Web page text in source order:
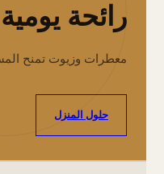
رائحة
معطرات وزيوت تمنح
حلول المنزل